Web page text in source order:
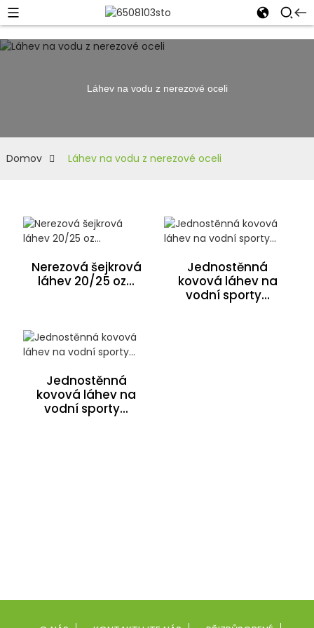
Láhev na vodu z nerezové oceli
Domov Láhev na vodu z nerezové oceli
Nerezová šejkrová
láhev 20/25 oz...
Jednostěnná
kovová láhev na
vodní sporty...
Jednostěnná
kovová láhev na
vodní sporty...